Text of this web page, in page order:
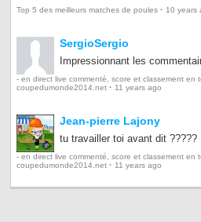
Top 5 des meilleurs matches de poules · 10 years
SergioSergio
Impressionnant les
- en direct live commenté, score et classement en
coupedumonde2014.net · 11 years ago
Jean-pierre Lajony
tu travailler toi avant dit ?????
- en direct live commenté, score et classement en
coupedumonde2014.net · 11 years ago